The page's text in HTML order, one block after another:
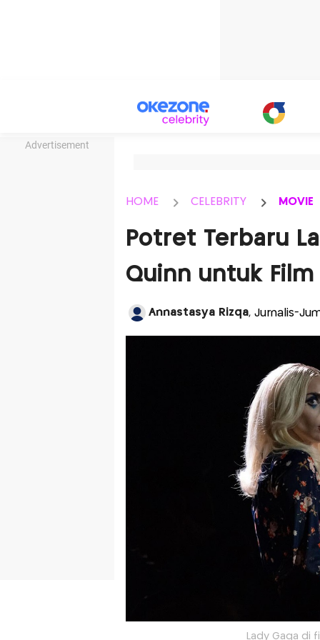
Advertisement
HOME CELEBRITY MOVIE
Potret Terbaru
Quinn untuk
Annastasya Rizqa, Jurnalis-
Lady Gaga di